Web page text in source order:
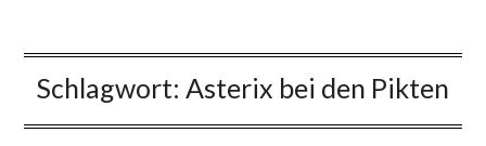
Schlagwort: Asterix bei den Pikten